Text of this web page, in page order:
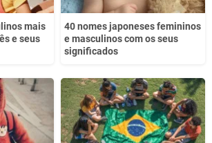
mais
e seus
40 nomes japoneses femininos
e masculinos com os seus
significados